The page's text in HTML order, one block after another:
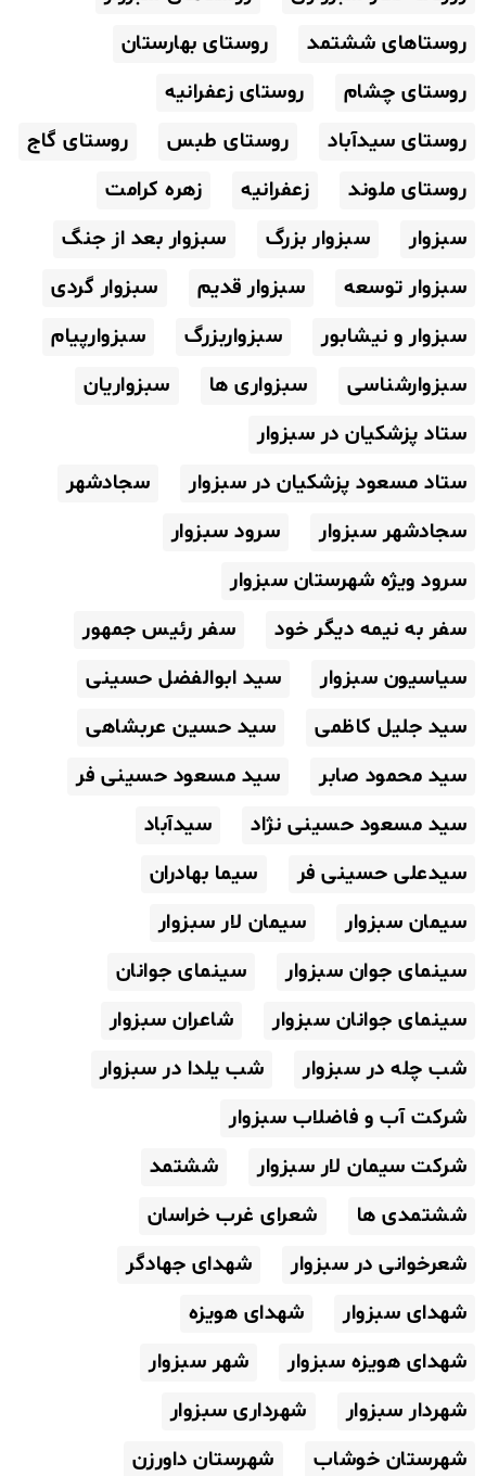
روستاهای ششتمد
روستای بهارستان
روستای چشام
روستای زعفرانیه
روستای سیدآباد
روستای طبس
روستای گاج
روستای ملوند
زعفرانیه
زهره کرامت
سبزوار
سبزوار بزرگ
سبزوار بعد از جنگ
سبزوار توسعه
سبزوار قدیم
سبزوار گردی
سبزوار و نیشابور
سبزواربزرگ
سبزوارپیام
سبزوارشناسی
سبزواری ها
سبزواریان
ستاد پزشکیان در سبزوار
ستاد مسعود پزشکیان در سبزوار
سجادشهر
سجادشهر سبزوار
سرود سبزوار
سرود ویژه شهرستان سبزوار
سفر به نیمه دیگر خود
سفر رئیس جمهور
سیاسیون سبزوار
سید ابوالفضل حسینی
سید جلیل کاظمی
سید حسین عربشاهی
سید محمود صابر
سید مسعود حسینی فر
سید مسعود حسینی نژاد
سیدآباد
سیدعلی حسینی فر
سیما بهادران
سیمان سبزوار
سیمان لار سبزوار
سینمای جوان سبزوار
سینمای جوانان
سینمای جوانان سبزوار
شاعران سبزوار
شب چله در سبزوار
شب یلدا در سبزوار
شرکت آب و فاضلاب سبزوار
شرکت سیمان لار سبزوار
ششتمد
ششتمدی ها
شعرای غرب خراسان
شعرخوانی در سبزوار
شهدای جهادگر
شهدای سبزوار
شهدای هویزه
شهدای هویزه سبزوار
شهر سبزوار
شهردار سبزوار
شهرداری سبزوار
شهرستان خوشاب
شهرستان داورزن